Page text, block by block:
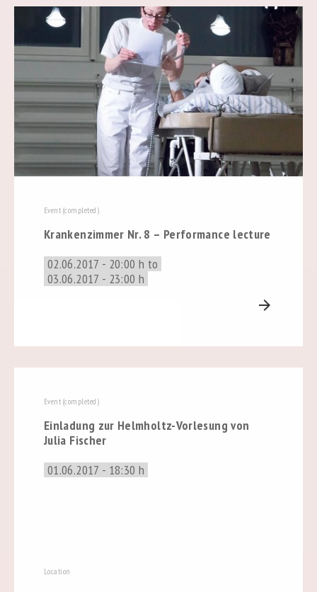
Event (completed)
Krankenzimmer Nr. 8 – Performance lecture
02.06.2017 - 20:00 h to
03.06.2017 - 23:00 h
arrow_forward
Event (completed)
Einladung zur Helmholtz-Vorlesung von
Julia Fischer
01.06.2017 - 18:30 h
Location